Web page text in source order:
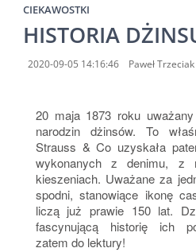
CIEKAWOSTKI
HISTORIA
2020-09-05 14:16:46 Paweł Trzeciak
20 maja 1873 roku
narodzin dżinsów. To
Strauss & Co uzyskała
wykonanych z denimu, z
kieszeniach. Uważane za
spodni, stanowiące ikonę
liczą już prawie 150 lat.
fascynującą historię ich
zatem do lektury!